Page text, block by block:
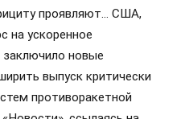
проявляют… США,
на ускоренное
новые
выпуск критически
противоракетной